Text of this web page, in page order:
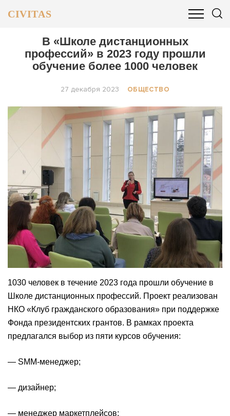
CIVITAS
ОБЩЕСТВО БИЗНЕС И ФИНАНСЫ
В «Школе дистанционных
профессий» в 2023 году прошли
обучение более 1000 человек
27 декабря 2023 ОБЩЕСТВО
1030 человек в течение 2023 года прошли обучение в
Школе дистанционных профессий. Проект реализован
НКО «Клуб гражданского образования» при поддержке
Фонда президентских грантов. В рамках проекта
предлагался выбор из пяти курсов обучения:
— SMM-менеджер;
— дизайнер;
— менеджер маркетплейсов;